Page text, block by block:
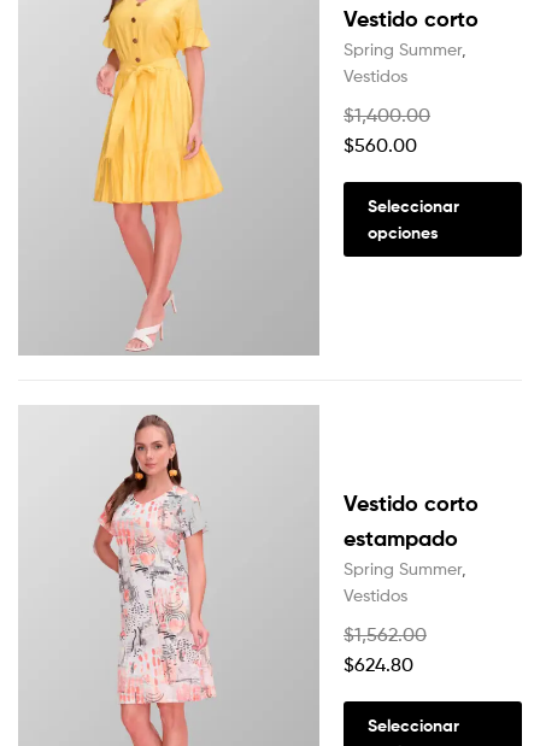
Vestido corto
Spring Summer,
Vestidos
$1,400.00
$560.00
Seleccionar
opciones
Vestido corto
estampado
Spring Summer,
Vestidos
$1,562.00
$624.80
Seleccionar